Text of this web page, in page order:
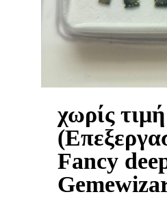
χωρίς
(Επεξεργασμένου
Fancy